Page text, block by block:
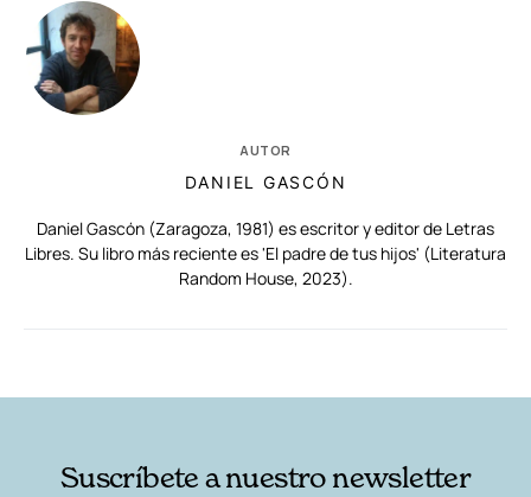
AUTOR
DANIEL GASCÓN
Daniel Gascón (Zaragoza, 1981) es escritor y editor de Letras
Libres. Su libro más reciente es 'El padre de tus hijos' (Literatura
Random House, 2023).
Suscríbete a nuestro newsletter